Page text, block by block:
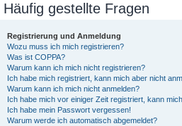
Häufig gestellte Fragen
Registrierung und Anmeldung
Wozu muss ich mich registrieren?
Was ist COPPA?
Warum kann ich mich nicht registrieren?
Ich habe mich registriert, kann mich aber nicht
Warum kann ich mich nicht anmelden?
Ich habe mich vor einiger Zeit registriert, kann
Ich habe mein Passwort vergessen!
Warum werde ich automatisch abgemeldet?